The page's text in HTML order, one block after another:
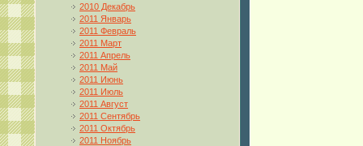
2010 Декабрь
2011 Январь
2011 Февраль
2011 Март
2011 Апрель
2011 Май
2011 Июнь
2011 Июль
2011 Август
2011 Сентябрь
2011 Октябрь
2011 Ноябрь